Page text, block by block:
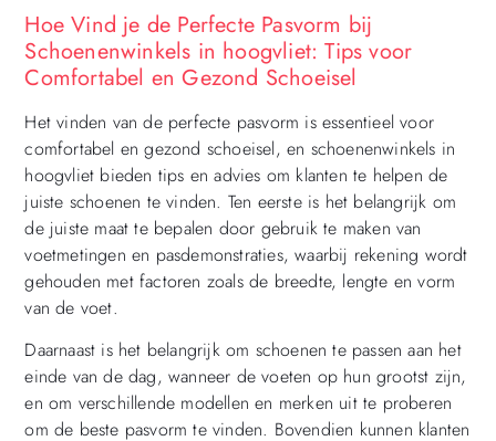
Hoe Vind je de Perfecte Pasvorm bij
Schoenenwinkels in hoogvliet: Tips voor
Comfortabel en Gezond Schoeisel
Het vinden van de perfecte pasvorm is essentieel voor
comfortabel en gezond schoeisel, en schoenenwinkels in
hoogvliet bieden tips en advies om klanten te helpen de
juiste schoenen te vinden. Ten eerste is het belangrijk om
de juiste maat te bepalen door gebruik te maken van
voetmetingen en pasdemonstraties, waarbij rekening wordt
gehouden met factoren zoals de breedte, lengte en vorm
van de voet.
Daarnaast is het belangrijk om schoenen te passen aan het
einde van de dag, wanneer de voeten op hun grootst zijn,
en om verschillende modellen en merken uit te proberen
om de beste pasvorm te vinden. Bovendien kunnen klanten